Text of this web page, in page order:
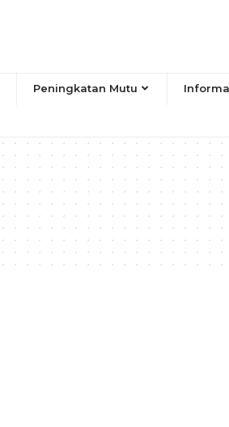
Peningkatan Mutu